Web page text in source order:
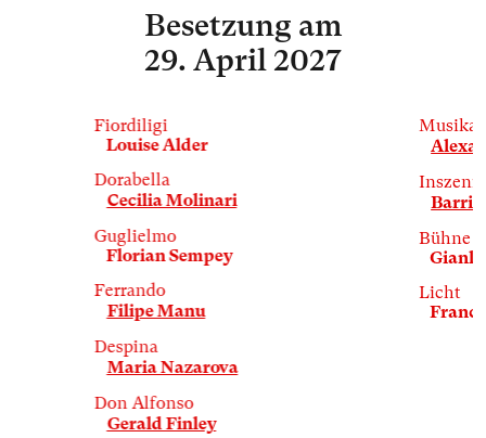
Besetzung am
29. April 2027
Fiordiligi
Louise Alder
Dorabella
Cecilia Molinari
Guglielmo
Florian Sempey
Ferrando
Filipe Manu
Despina
Maria Nazarova
Don Alfonso
Gerald Finley
Barrie
Bühne
Licht